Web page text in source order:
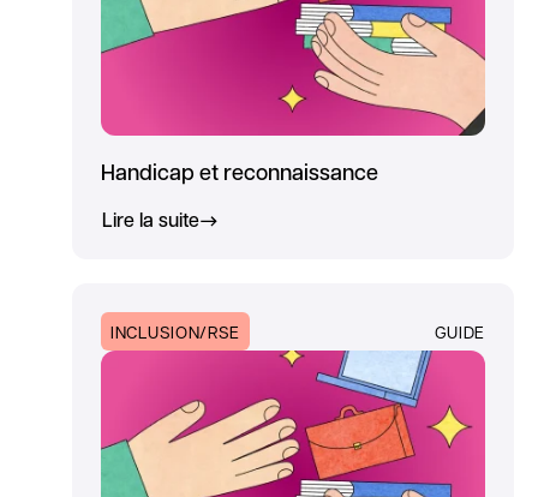
Handicap et reconnaissance
Lire la suite
INCLUSION/RSE GUIDE